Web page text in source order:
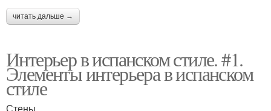
читать дальше →
Интерьер в испанском стиле. #1.
Элементы интерьера в испанском
стиле